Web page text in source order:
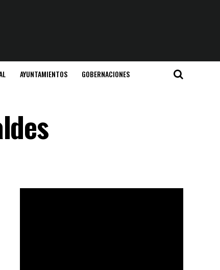
AYUNTAMIENTOS GOBERNACIONES